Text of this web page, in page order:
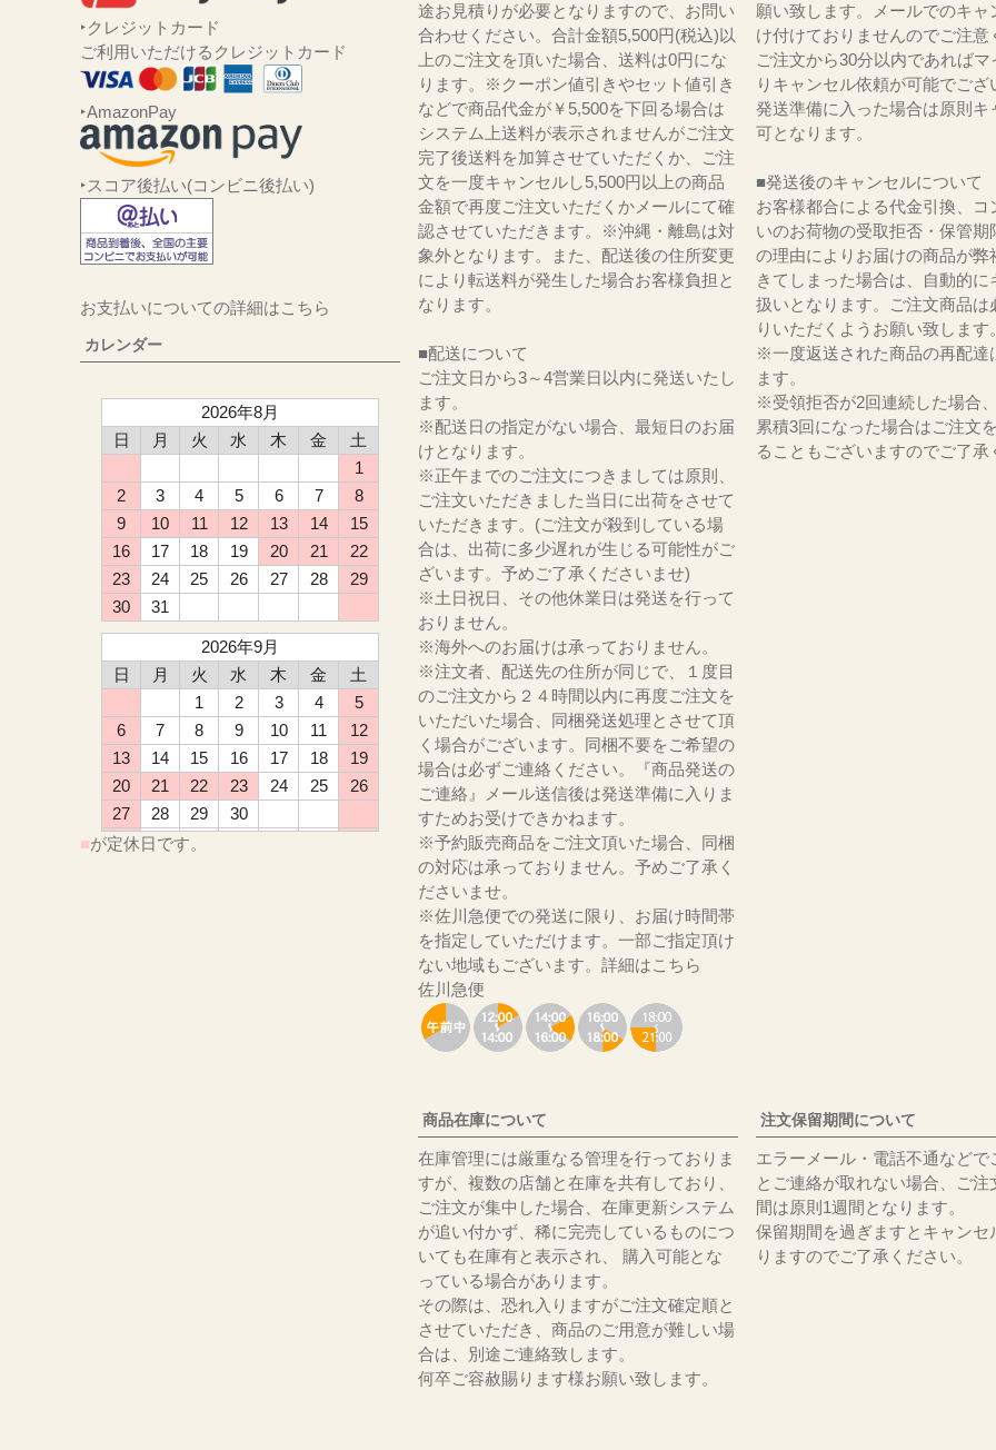
‣クレジットカード
ご利用いただけるクレジットカード
‣AmazonPay
‣スコア後払い(コンビニ後払い)
お支払いについての詳細はこちら
カレンダー
2026年8月
日
月 火 水 木 金
土
1
2
3 4 5 6 7
8
9
10 11 12 13 14
15
16
17 18 19 20 21
22
23
24 25 26 27 28
29
30
31
2026年9月
日
月 火 水 木 金
土
1
2 3 4
5
6
7 8 9 10 11
12
13
14 15 16 17 18
19
20
21 22 23 24 25
26
27
28 29
30
■が定休日です。
途お見積りが必要となりますので、お問い
合わせください。合計金額5,500円(税込)以
上のご注文を頂いた場合、送料は0円にな
ります。※クーポン値引きやセット値引き
などで商品代金が￥5,500を下回る場合は
システム上送料が表示されませんがご注文
完了後送料を加算させていただくか、ご注
文を一度キャンセルし5,500円以上の商品
金額で再度ご注文いただくかメールにて確
認させていただきます。※沖縄・離島は対
象外となります。また、配送後の住所変更
により転送料が発生した場合お客様負担と
なります。
■配送について
ご注文日から3～4営業日以内に発送いたし
ます。
※配送日の指定がない場合、最短日のお届
けとなります。
※正午までのご注文につきましては原則、
ご注文いただきました当日に出荷をさせて
いただきます。(ご注文が殺到している場
合は、出荷に多少遅れが生じる可能性がご
ざいます。予めご了承くださいませ)
※土日祝日、その他休業日は発送を行って
おりません。
※海外へのお届けは承っておりません。
※注文者、配送先の住所が同じで、１度目
のご注文から２４時間以内に再度ご注文を
いただいた場合、同梱発送処理とさせて頂
く場合がございます。同梱不要をご希望の
場合は必ずご連絡ください。『商品発送の
ご連絡』メール送信後は発送準備に入りま
すためお受けできかねます。
※予約販売商品をご注文頂いた場合、同梱
の対応は承っておりません。予めご了承く
ださいませ。
※佐川急便での発送に限り、お届け時間帯
を指定していただけます。一部ご指定頂け
ない地域もございます。 詳細はこちら
佐川急便
願い致します。メールでのキャ
け付けておりませんのでご注意
ご注文から30分以内であればマ
りキャンセル依頼が可能でござ
発送準備に入った場合は原則キ
可となります。
■発送後のキャンセルについて
お客様都合による代金引換、コ
いのお荷物の受取拒否・保管期
の理由によりお届けの商品が弊
きてしまった場合は、自動的に
扱いとなります。ご注文商品は
りいただくようお願い致します。
※一度返送された商品の再配達
ます。
※受領拒否が2回連続した場合
累積3回になった場合はご注文
ることもございますのでご了承
商品在庫について
在庫管理には厳重なる管理を行っておりま
すが、複数の店舗と在庫を共有しており、
ご注文が集中した場合、在庫更新システム
が追い付かず、稀に完売しているものにつ
いても在庫有と表示され、 購入可能とな
っている場合があります。
その際は、恐れ入りますがご注文確定順と
させていただき、商品のご用意が難しい場
合は、別途ご連絡致します。
何卒ご容赦賜ります様お願い致します。
注文保留期間について
エラーメール・電話不通などで
とご連絡が取れない場合、ご注
間は原則1週間となります。
保留期間を過ぎますとキャンセ
りますのでご了承ください。